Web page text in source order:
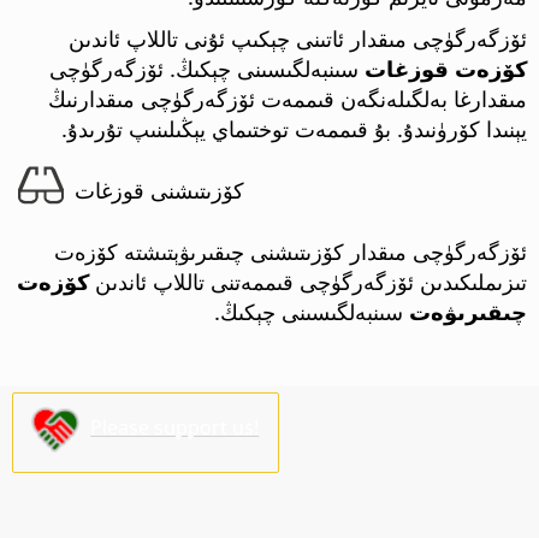
ئۆزگەرگۈچى مىقدار ئاتىنى چېكىپ ئۇنى تاللاپ ئاندىن
كۆزەت قوزغات سىنبەلگىسىنى چېكىڭ. ئۆزگەرگۈچى
مىقدارغا بەلگىلەنگەن قىممەت ئۆزگەرگۈچى مىقدارنىڭ
يېنىدا كۆرۈنىدۇ. بۇ قىممەت توختىماي يېڭىلىنىپ تۇرىدۇ.
كۆزىتىشنى قوزغات
ئۆزگەرگۈچى مىقدار كۆزىتىشنى چىقىرىۋېتىشتە كۆزەت
تىزىملىكىدىن ئۆزگەرگۈچى قىممەتنى تاللاپ ئاندىنكۆزەت
چىقىرىۋەت سىنبەلگىسىنى چېكىڭ.